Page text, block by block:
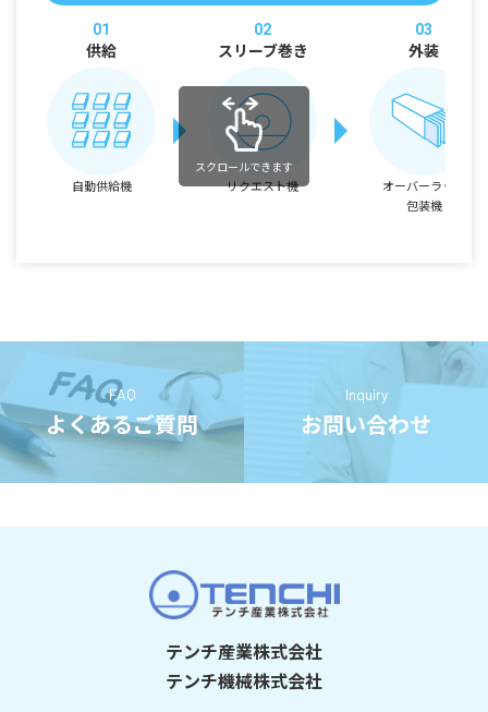
01
供給
自動供給機
02
スリーブ巻き
リクエスト機
03
外装
オーバーラップ
包装機
スクロールできます
FAQ
よくあるご質問
Inquiry
お問い合わせ
テンチ産業株式会社
テンチ機械株式会社